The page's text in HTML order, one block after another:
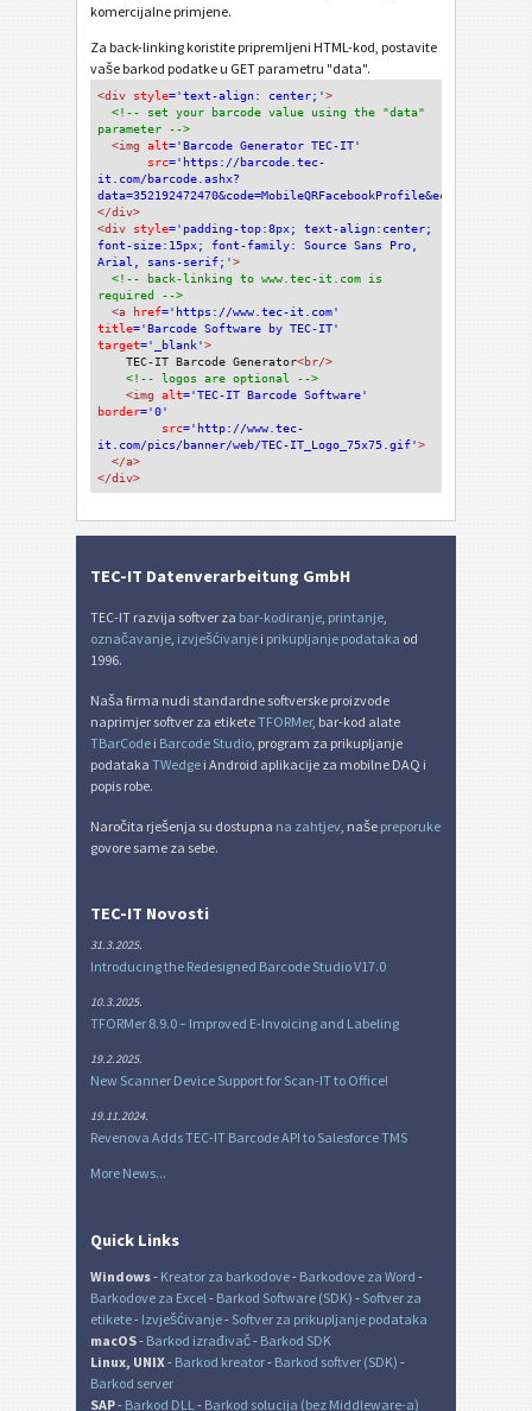
komercijalne primjene.
Za back-linking koristite pripremljeni HTML-kod, postavite
vaše barkod podatke u GET parametru "data".
<div style='text-align: center;'>
<!-- set your barcode value using the "data"
parameter -->
<img alt='Barcode Generator TEC-IT'
src='https://barcode.tec-
it.com/barcode.ashx?
data=352192472470&code=MobileQRFacebookProfile&eclevel=L'
</div>
<div style='padding-top:8px; text-align:center;
font-size:15px; font-family: Source Sans Pro,
Arial, sans-serif;'>
<!-- back-linking to www.tec-it.com is
required -->
<a href='https://www.tec-it.com'
title='Barcode Software by TEC-IT'
target='_blank'>
TEC-IT Barcode Generator<br/>
<!-- logos are optional -->
<img alt='TEC-IT Barcode Software'
border='0'
src='http://www.tec-
it.com/pics/banner/web/TEC-IT_Logo_75x75.gif'>
</a>
</div>
TEC-IT Datenverarbeitung GmbH
TEC-IT razvija softver za bar-kodiranje printanje
označavanje izvješćivanje i prikupljanje podataka od
1996.
Naša firma nudi standardne softverske proizvode
naprimjer softver za etiketeTFORMer, bar-kod alate
TBarCode i Barcode Studio , program za prikupljanje
podataka TWedge i Android aplikacije za mobilne DAQ i
popis robe.
Naročita rješenja su dostupna na zahtjev , naše preporuke
govore same za sebe.
TEC-IT Novosti
31.3.2025.
Introducing the Redesigned Barcode Studio V17.0
10.3.2025.
TFORMer 8.9.0 – Improved E-Invoicing and Labeling
19.2.2025.
New Scanner Device Support for Scan-IT to Office!
19.11.2024.
Revenova Adds TEC-IT Barcode API to Salesforce TMS
More News...
Quick Links
Windows- Kreator za barkodove- Barkodove za Word -
Barkodove za Excel - Barkod Software (SDK) - Softver za
etikete- Izvješćivanje- Softver za prikupljanje podataka
macOS- Barkod izrađivač- Barkod SDK
Linux, UNIX- Barkod kreator- Barkod softver (SDK) -
Barkod server
SAP- Barkod DLL - Barkod solucija (bez Middleware-a)